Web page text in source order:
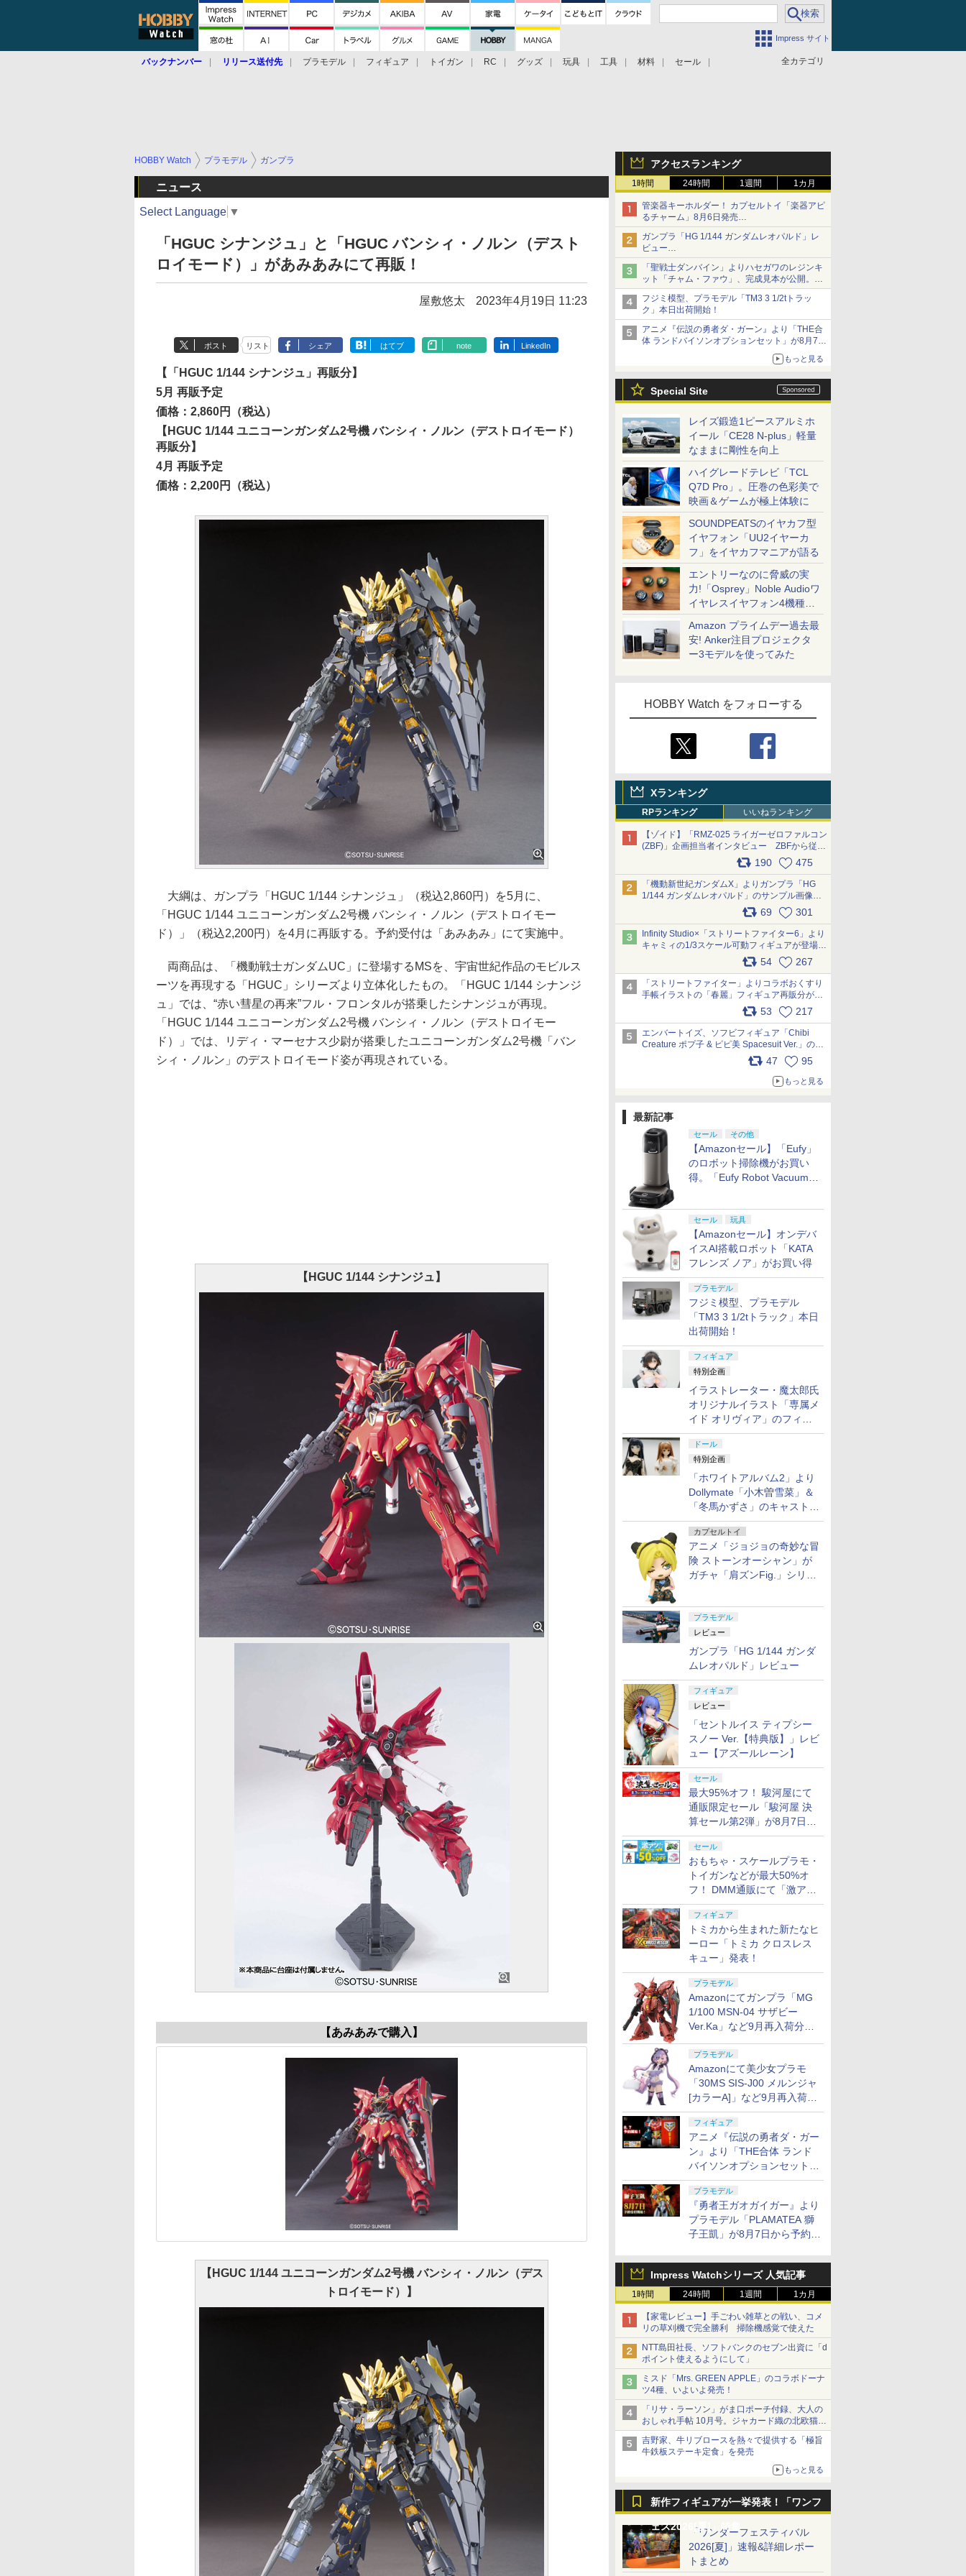
Impress サイト
全カテゴリ
バックナンバー リリース送付先 プラモデル フィギュア トイガン RC グッズ 玩具 工具 材料 セール
アクセスランキング
1時間 24時間 1週間 1カ月
管楽器キーホルダー！ カプセルトイ「楽器アピ
るチャーム」8月6日発売
チューバ、テナサクなど5種各3色
ガンプラ「HG 1/144 ガンダムレオパルド」レ
ビュー
『機動新世紀ガンダムX』30周年！インナーア
ームガトリングの変形機構まで再現し最新フォ
ーマットでキット化！
「聖戦士ダンバイン」よりハセガワのレジンキ
ット「チャム・ファウ」、完成見本が公開。9
月3日頃発売予定
フジミ模型、プラモデル「TM3 3 1/2tトラッ
ク」本日出荷開始！
アニメ『伝説の勇者ダ・ガーン』より「THE合
体 ランドバイソンオプションセット」が8月7日
もっと見る
Special Site
レイズ鍛造1ピースアルミホ
イール「CE28 N-plus」軽量
なままに剛性を向上
ハイグレードテレビ「TCL
Q7D Pro」。圧巻の色彩美で
映画＆ゲームが極上体験に
SOUNDPEATSのイヤカフ型
イヤフォン「UU2イヤーカ
フ」をイヤカフマニアが語る
エントリーなのに脅威の実
力!「Osprey」Noble Audioワ
イヤレスイヤフォン4機種を
一気に聴く
Amazon プライムデー過去最
安! Anker注目プロジェクタ
ー3モデルを使ってみた
HOBBY Watch をフォローする
Xランキング
RPランキング いいねランキング
【ゾイド】「RMZ-025 ライガーゼロファルコン
(ZBF)」企画担当者インタビュー ZBFから従来
デザインまで再現可能なボリューム満点のキッ
ト pic.x.com/6zOqQAQKkX
190 475
「機動新世紀ガンダムX」よりガンプラ「HG
1/144 ガンダムレオパルド」のサンプル画像が
69 301
Infinity Studio×「ストリートファイター6」より
キャミィの1/3スケール可動フィギュアが登場
54 267
「ストリートファイター」よりコラボおくすり
手帳イラストの「春麗」フィギュア再販分が本
日出荷開始 pic.x.com/toUc1MHr41
53 217
エンバートイズ、ソフビフィギュア「Chibi
Creature ポプ子 & ピピ美 Spacesuit Ver.」の発
売中止を発表 pic.x.com/Ri45iFeYjn
47 95
もっと見る
最新記事
セール その他
【Amazonセール】「Eufy」
のロボット掃除機がお買い
得。「Eufy Robot Vacuum
セール 玩具
【Amazonセール】オンデバ
イスAI搭載ロボット「KATA
フレンズ ノア」がお買い得
プラモデル
フジミ模型、プラモデル
「TM3 3 1/2tトラック」本日
出荷開始！
フィギュア
特別企画
イラストレーター・魔太郎氏
オリジナルイラスト「専属メ
イド オリヴィア」のフィギ
ュア彩色原型が東京フィギュ
アギャラリーにて展示中
ドール
特別企画
「ホワイトアルバム2」より
Dollymate「小木曽雪菜」＆
「冬馬かずさ」のキャストド
ール実物見本が東京フィギュ
アギャラリーにて展示中
カプセルトイ
アニメ「ジョジョの奇妙な冒
険 ストーンオーシャン」が
ガチャ「肩ズンFig.」シリー
プラモデル
レビュー
ガンプラ「HG 1/144 ガンダ
ムレオパルド」レビュー
フィギュア
レビュー
「セントルイス ティプシー
スノー Ver.【特典版】」レビ
ュー【アズールレーン】
セール
最大95%オフ！ 駿河屋にて
通販限定セール「駿河屋 決
算セール第2弾」が8月7日12
時より開催
セール
おもちゃ・スケールプラモ・
トイガンなどが最大50%オ
フ！ DMM通販にて「激ア
ツ！おもちゃ・ホビー夏セー
ル」が開催
フィギュア
トミカから生まれた新たなヒ
ーロー「トミカ クロスレス
キュー」発表！
プラモデル
Amazonにてガンプラ「MG
1/100 MSN-04 サザビー
Ver.Ka」など9月再入荷分が
プラモデル
Amazonにて美少女プラモ
「30MS SIS-J00 メルンジャ
[カラーA]」など9月再入荷分
が販売再開！
フィギュア
アニメ『伝説の勇者ダ・ガー
ン』より「THE合体 ランド
バイソンオプションセット」
が8月7日から予約受付開始！
プラモデル
『勇者王ガオガイガー』より
プラモデル「PLAMATEA 獅
子王凱」が8月7日から予約受
Impress Watchシリーズ 人気記事
1時間 24時間 1週間 1カ月
【家電レビュー】手ごわい雑草との戦い、コメ
リの草刈機で完全勝利 掃除機感覚で使えた
NTT島田社長、ソフトバンクのセブン出資に「d
ポイント使えるようにして」
ミスド「Mrs. GREEN APPLE」のコラボドーナ
ツ4種、いよいよ発売！
「リサ・ラーソン」がま口ポーチ付録、大人の
おしゃれ手帖 10月号。ジャカード織の北欧猫デ
ザイン
吉野家、牛リブロースを熱々で提供する「極旨
牛鉄板ステーキ定食」を発売
もっと見る
新作フィギュアが一挙発表！「ワンフ
ェス2026[夏]」特集「ワンダーフェスティバル
2026[夏]」速報&詳細レポー
トまとめ
HOBBY Watch プラモデル ガンプラ
ニュース
Select Language ▼
「HGUC シナンジュ」と「HGUC バンシィ・ノルン（デスト
ロイモード）」があみあみにて再販！
屋敷悠太 2023年4月19日 11:23
ポスト リスト シェア はてブ note LinkedIn
【「HGUC 1/144 シナンジュ」再販分】
5月 再販予定
価格：2,860円（税込）
【HGUC 1/144 ユニコーンガンダム2号機 バンシィ・ノルン（デストロイモード）
再販分】
4月 再販予定
価格：2,200円（税込）
大綱は、ガンプラ「HGUC 1/144 シナンジュ」（税込2,860円）を5月に、
「HGUC 1/144 ユニコーンガンダム2号機 バンシィ・ノルン（デストロイモー
ド）」（税込2,200円）を4月に再販する。予約受付は「あみあみ」にて実施中。
両商品は、「機動戦士ガンダムUC」に登場するMSを、宇宙世紀作品のモビルス
ーツを再現する「HGUC」シリーズより立体化したもの。「HGUC 1/144 シナンジ
ュ」では、“赤い彗星の再来”フル・フロンタルが搭乗したシナンジュが再現。
「HGUC 1/144 ユニコーンガンダム2号機 バンシィ・ノルン（デストロイモー
ド）」では、リディ・マーセナス少尉が搭乗したユニコーンガンダム2号機「バン
シィ・ノルン」のデストロイモード姿が再現されている。
【HGUC 1/144 シナンジュ】
【あみあみで購入】
【HGUC 1/144 ユニコーンガンダム2号機 バンシィ・ノルン（デス
トロイモード）】